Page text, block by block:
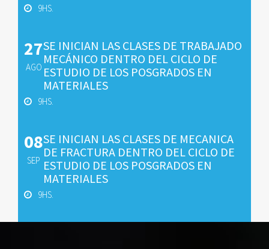
9HS.
27
AGO
SE INICIAN LAS CLASES DE TRABAJADO
MECÁNICO DENTRO DEL CICLO DE
ESTUDIO DE LOS POSGRADOS EN
MATERIALES
9HS.
08
SEP
SE INICIAN LAS CLASES DE MECANICA
DE FRACTURA DENTRO DEL CICLO DE
ESTUDIO DE LOS POSGRADOS EN
MATERIALES
9HS.